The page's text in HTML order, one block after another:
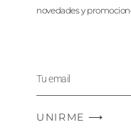
novedades y
UNIRME ⟶